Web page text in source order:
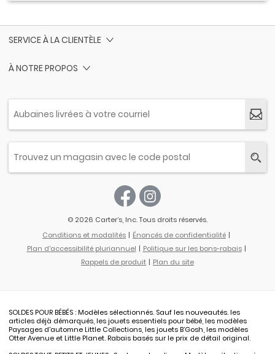
SERVICE À LA CLIENTÈLE
À NOTRE PROPOS
© 2026 Carter’s, Inc. Tous droits réservés.
Conditions et modalités
Énoncés de confidentialité
Plan d'accessibilité pluriannuel
Politique sur les bons-rabais
Rappels de produit
Plan du site
SOLDES POUR BÉBÉS : Modèles sélectionnés. Sauf les nouveautés. les
articles déjà démarqués, les jouets essentiels pour bébé, les modèles
Paysages d'automne Little Collections, les jouets B’Gosh, les modèles
Otter Avenue et Little Planet. Rabais basés sur le prix de détail original.